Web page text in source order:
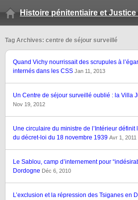
Histoire pénitentiaire et Justice
Tag Archives: centre de séjour surveillé
Quand Vichy nourrissait des scrupules à
internés dans les CSS Jan 11, 2013
Un Centre de séjour surveillé oublié : la Villa
Nov 19, 2012
Une circulaire du ministre de l’Intérieur définit
du décret-loi du 18 novembre 1939 Avr 1, 2011
Le Sablou, camp d’internement pour
Dordogne Déc 6, 2010
L’exclusion et la répression des Tsiganes en